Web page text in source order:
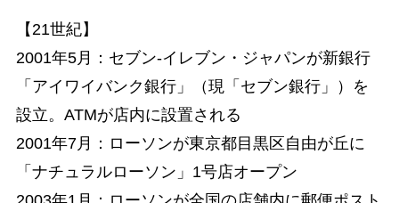
【21世紀】
2001年5月：セブン-イレブン・ジャパンが新銀行
「アイワイバンク銀行」（現「セブン銀行」）を
設立。ATMが店内に設置される
2001年7月：ローソンが東京都目黒区自由が丘に
「ナチュラルローソン」1号店オープン